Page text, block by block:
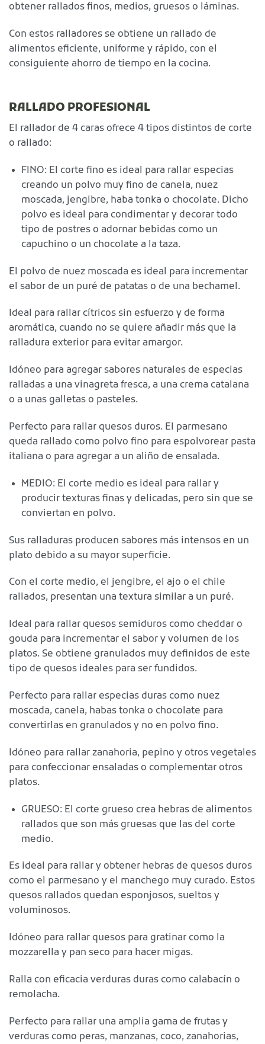
obtener rallados finos, medios, gruesos o láminas.
Con estos ralladores se obtiene un rallado de
alimentos eficiente, uniforme y rápido, con el
consiguiente ahorro de tiempo en la cocina.
RALLADO PROFESIONAL
El rallador de 4 caras ofrece 4 tipos distintos de corte
o rallado:
FINO: El corte fino es ideal para rallar especias
creando un polvo muy fino de canela, nuez
moscada, jengibre, haba tonka o chocolate. Dicho
polvo es ideal para condimentar y decorar todo
tipo de postres o adornar bebidas como un
capuchino o un chocolate a la taza.
El polvo de nuez moscada es ideal para incrementar
el sabor de un puré de patatas o de una bechamel.
Ideal para rallar cítricos sin esfuerzo y de forma
aromática, cuando no se quiere añadir más que la
ralladura exterior para evitar amargor.
Idóneo para agregar sabores naturales de especias
ralladas a una vinagreta fresca, a una crema catalana
o a unas galletas o pasteles.
Perfecto para rallar quesos duros. El parmesano
queda rallado como polvo fino para espolvorear pasta
italiana o para agregar a un aliño de ensalada.
MEDIO: El corte medio es ideal para rallar y
producir texturas finas y delicadas, pero sin que se
conviertan en polvo.
Sus ralladuras producen sabores más intensos en un
plato debido a su mayor superficie.
Con el corte medio, el jengibre, el ajo o el chile
rallados, presentan una textura similar a un puré.
Ideal para rallar quesos semiduros como cheddar o
gouda para incrementar el sabor y volumen de los
platos. Se obtiene granulados muy definidos de este
tipo de quesos ideales para ser fundidos.
Perfecto para rallar especias duras como nuez
moscada, canela, habas tonka o chocolate para
convertirlas en granulados y no en polvo fino.
Idóneo para rallar zanahoria, pepino y otros vegetales
para confeccionar ensaladas o complementar otros
platos.
GRUESO: El corte grueso crea hebras de alimentos
rallados que son más gruesas que las del corte
medio.
Es ideal para rallar y obtener hebras de quesos duros
como el parmesano y el manchego muy curado. Estos
quesos rallados quedan esponjosos, sueltos y
voluminosos.
Idóneo para rallar quesos para gratinar como la
mozzarella y pan seco para hacer migas.
Ralla con eficacia verduras duras como calabacín o
remolacha.
Perfecto para rallar una amplia gama de frutas y
verduras como peras, manzanas, coco, zanahorias,